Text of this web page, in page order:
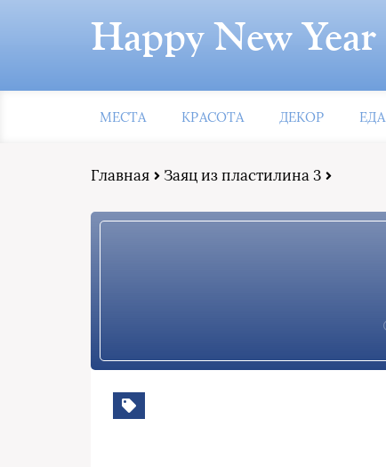
Happy New Year
МЕСТА КРАСОТА ДЕКОР ЕДА
Главная Заяц из пластилина 3